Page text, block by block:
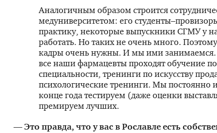
Аналогичным образом строится
медуниверситетом: его
практику, некоторые выпускники СГМУ у
работать. Но таких не очень много.
кадры очень нужны. И мы ими
все наши фармацевты проходят обучение по
специальности, тренинги по искусству
психологические тренинги. Мы постоянно
конце года тестируем (даже оценки
премируем лучших.
— Это правда, что у вас в Рославле есть